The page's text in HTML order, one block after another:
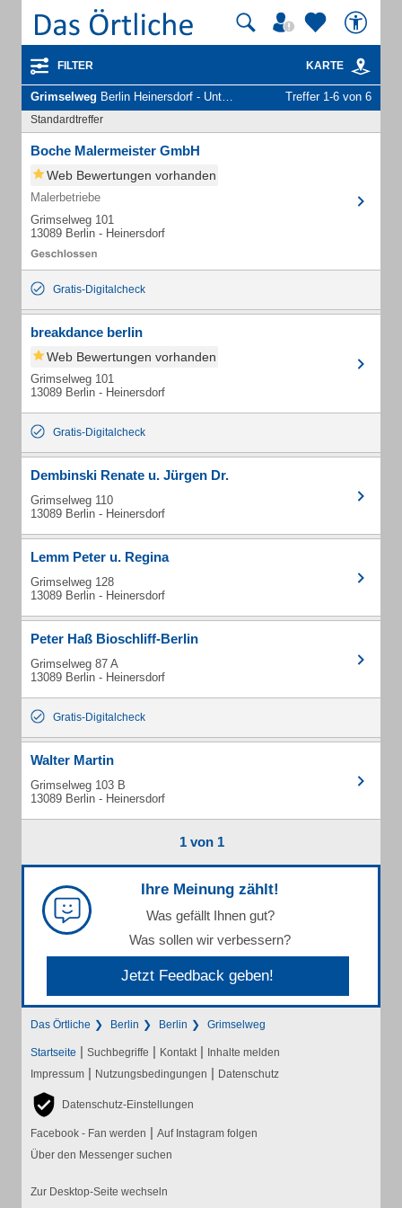
FILTER KARTE
Grimselweg Berlin Heinersdorf - Unternehmen und Personen Treffer 1-6 von 6
Standardtreffer
Boche Malermeister GmbH
Web Bewertungen vorhanden
Malerbetriebe
Grimselweg 101
13089 Berlin - Heinersdorf
Gratis-Digitalcheck
breakdance berlin
Web Bewertungen vorhanden
Grimselweg 101
13089 Berlin - Heinersdorf
Gratis-Digitalcheck
Dembinski Renate u. Jürgen Dr.
Grimselweg 110
13089 Berlin - Heinersdorf
Lemm Peter u. Regina
Grimselweg 128
13089 Berlin - Heinersdorf
Peter Haß Bioschliff-Berlin
Grimselweg 87 A
13089 Berlin - Heinersdorf
Gratis-Digitalcheck
Walter Martin
Grimselweg 103 B
13089 Berlin - Heinersdorf
1 von 1
Ihre Meinung zählt!
Was gefällt Ihnen gut?
Was sollen wir verbessern?
Jetzt Feedback geben!
Das Örtliche Berlin Berlin Grimselweg
Startseite | Suchbegriffe | Kontakt | Inhalte melden
Impressum | Nutzungsbedingungen | Datenschutz
Datenschutz-Einstellungen
Facebook - Fan werden | Auf Instagram folgen
Über den Messenger suchen
Zur Desktop-Seite wechseln